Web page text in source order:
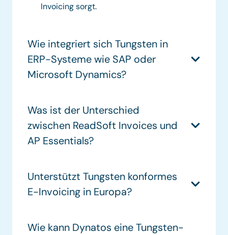
Invoicing sorgt.
Wie integriert sich Tungsten in
ERP-Systeme wie SAP oder
Microsoft Dynamics?
Was ist der Unterschied
zwischen ReadSoft Invoices und
AP Essentials?
Unterstützt Tungsten konformes
E-Invoicing in Europa?
Wie kann Dynatos eine Tungsten-